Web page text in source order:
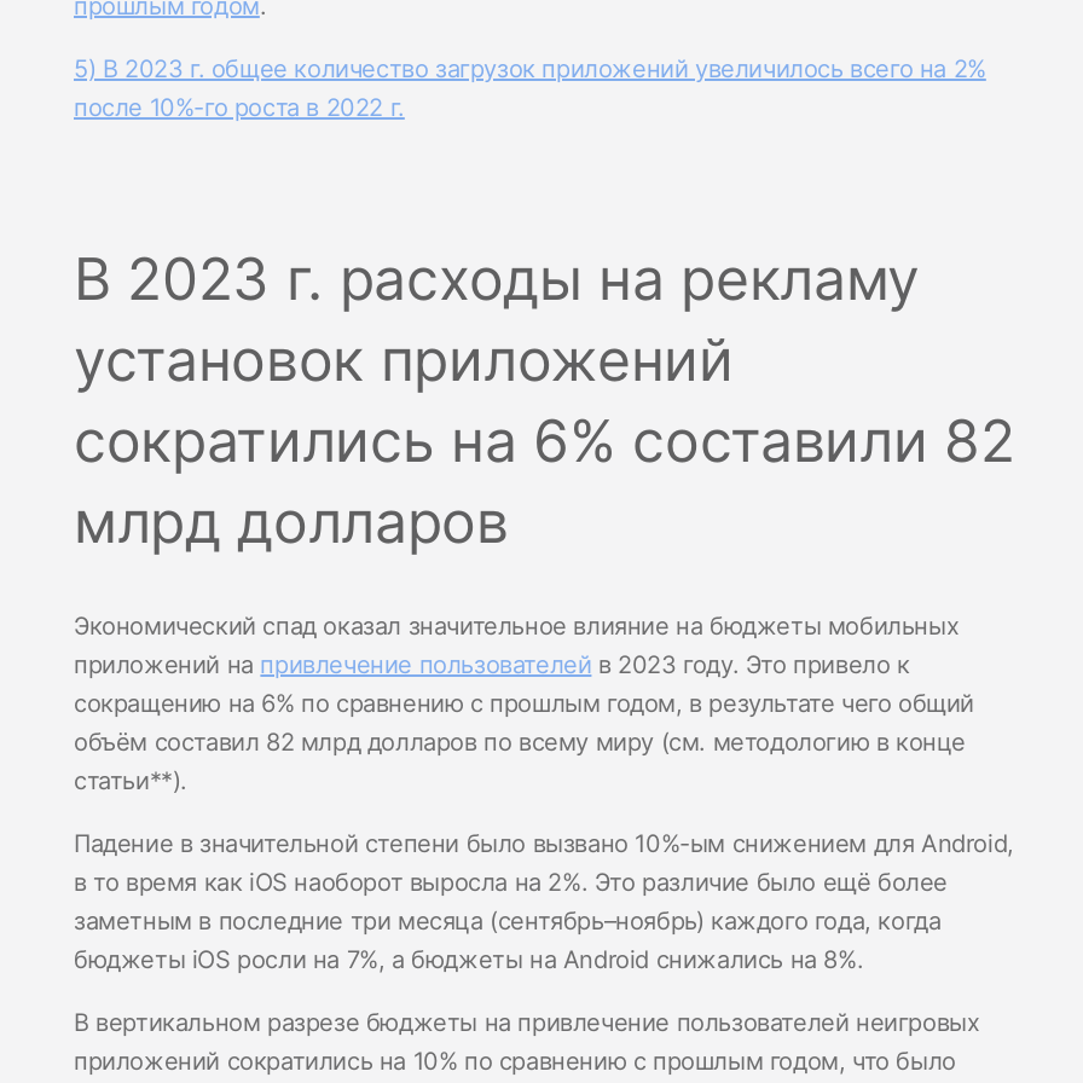
прошлым годом.
5) В 2023 г. общее количество загрузок приложений увеличилось всего на 2%
после 10%-го роста в 2022 г.
В 2023 г. расходы на рекламу
установок приложений
сократились на 6% составили 82
млрд долларов
Экономический спад оказал значительное влияние на бюджеты мобильных
приложений на привлечение пользователей в 2023 году. Это привело к
сокращению на 6% по сравнению с прошлым годом, в результате чего общий
объём составил 82 млрд долларов по всему миру (см. методологию в конце
статьи**).
Падение в значительной степени было вызвано 10%-ым снижением для Android,
в то время как iOS наоборот выросла на 2%. Это различие было ещё более
заметным в последние три месяца (сентябрь–ноябрь) каждого года, когда
бюджеты iOS росли на 7%, а бюджеты на Android снижались на 8%.
В вертикальном разрезе бюджеты на привлечение пользователей неигровых
приложений сократились на 10% по сравнению с прошлым годом, что было